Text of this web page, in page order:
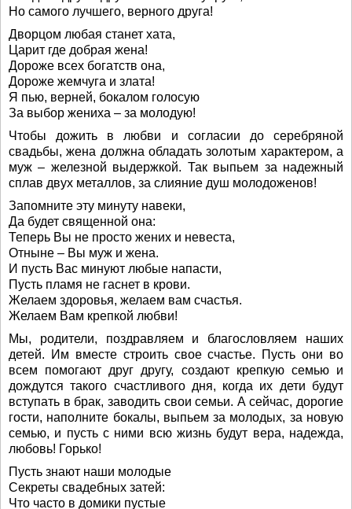
Но самого лучшего, верного друга!
Дворцом любая станет хата,
Царит где добрая жена!
Дороже всех богатств она,
Дороже жемчуга и злата!
Я пью, верней, бокалом голосую
За выбор жениха – за молодую!
Чтобы дожить в любви и согласии до серебряной
свадьбы, жена должна обладать золотым характером, а
муж – железной выдержкой. Так выпьем за надежный
сплав двух металлов, за слияние душ молодоженов!
Запомните эту минуту навеки,
Да будет священной она:
Теперь Вы не просто жених и невеста,
Отныне – Вы муж и жена.
И пусть Вас минуют любые напасти,
Пусть пламя не гаснет в крови.
Желаем здоровья, желаем вам счастья.
Желаем Вам крепкой любви!
Мы, родители, поздравляем и благословляем наших
детей. Им вместе строить свое счастье. Пусть они во
всем помогают друг другу, создают крепкую семью и
дождутся такого счастливого дня, когда их дети будут
вступать в брак, заводить свои семьи. А сейчас, дорогие
гости, наполните бокалы, выпьем за молодых, за новую
семью, и пусть с ними всю жизнь будут вера, надежда,
любовь! Горько!
Пусть знают наши молодые
Секреты свадебных затей:
Что часто в домики пустые